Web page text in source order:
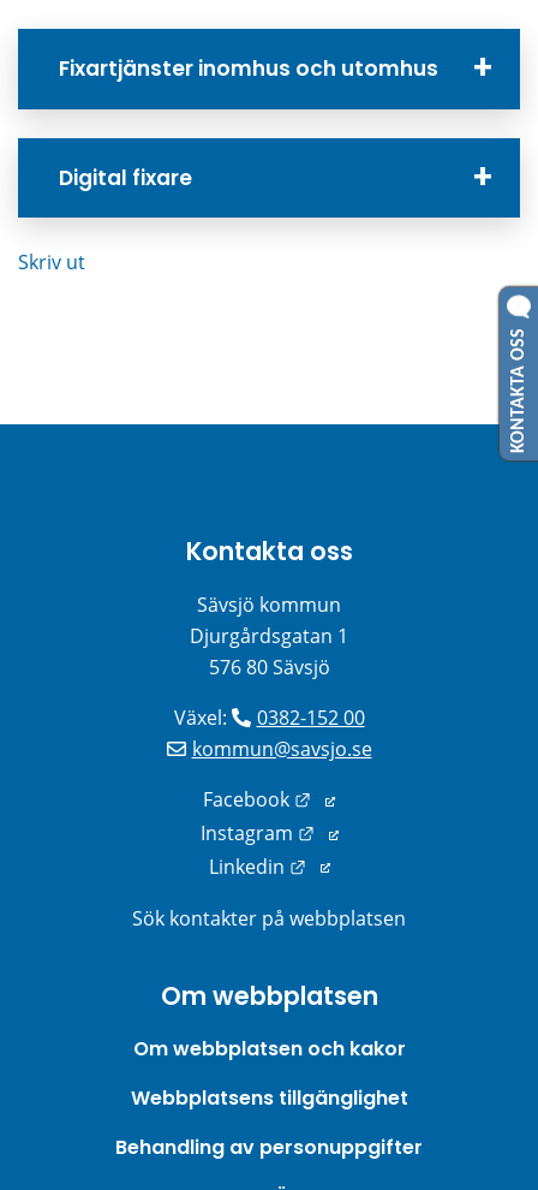
Fixartjänster inomhus och utomhus
Digital fixare
Skriv ut
Kontakta oss
Sävsjö kommun
Djurgårdsgatan 1
576 80 Sävsjö
Växel:
0382-152 00
kommun@savsjo.se
Facebook
Länk till annan
Instagram
Länk till annan
Linkedin
Länk till annan webbplats.
Sök kontakter på webbplatsen
Om webbplatsen
Om webbplatsen och kakor
Webbplatsens tillgänglighet
Behandling av personuppgifter
KONTAKTA OSS